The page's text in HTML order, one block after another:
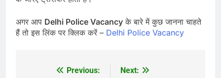
अगर आप Delhi Police Vacancy के बारे में कुछ जानना चाहते
हैं तो इस लिंक पर क्लिक करें – Delhi Police Vacancy
Previous:
Next: